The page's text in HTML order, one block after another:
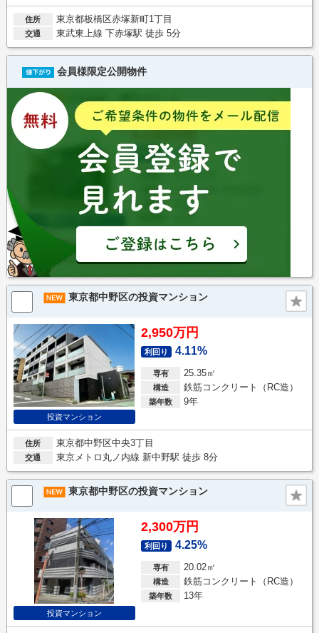
住所 東京都板橋区赤塚新町1丁目
交通 東武東上線 下赤塚駅 徒歩 5分
会員様限定公開物件
東京都中野区の投資マンション
投資マンション
2,950万円
利回り 4.11%
専有 25.35㎡
構造 鉄筋コンクリート（RC造）
築年数 9年
住所 東京都中野区中央3丁目
交通 東京メトロ丸ノ内線 新中野駅 徒歩 8分
東京都中野区の投資マンション
投資マンション
2,300万円
利回り 4.25%
専有 20.02㎡
構造 鉄筋コンクリート（RC造）
築年数 13年